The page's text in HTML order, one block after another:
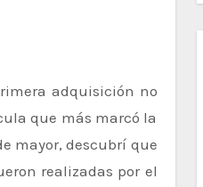
que más marcó la
mayor, descubrí que
realizadas por el